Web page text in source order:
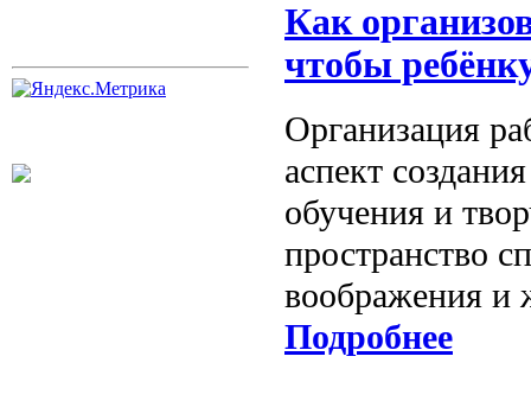
Как
чтобы
Организация
аспект
обучения и
пространство
воображения и
Подробнее